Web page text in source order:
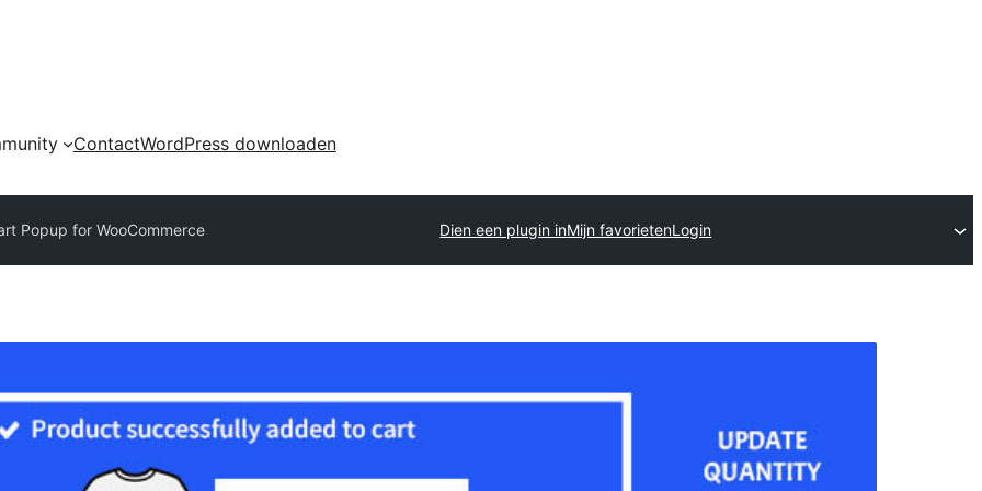
ContactWordPress downloaden
Popup for WooCommerce Dien een plugin inMijn favorietenLogin